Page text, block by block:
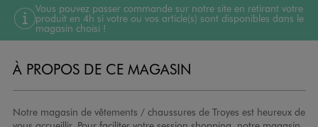
Vous pouvez passer commande sur notre site en retirant votre
produit en 4h si votre ou vos article(s) sont disponibles dans le
magasin choisi !
À PROPOS DE CE MAGASIN
Notre magasin de vêtements / chaussures de Troyes est heureux de